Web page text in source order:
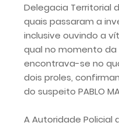
Delegacia Territorial
quais passaram a
inclusive ouvindo a
qual no momento da
encontrava-se no
dois proles,
do suspeito PABLO
A Autoridade Policial